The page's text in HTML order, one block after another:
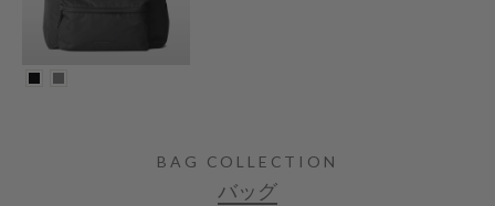
BAG COLLECTION
バッグ